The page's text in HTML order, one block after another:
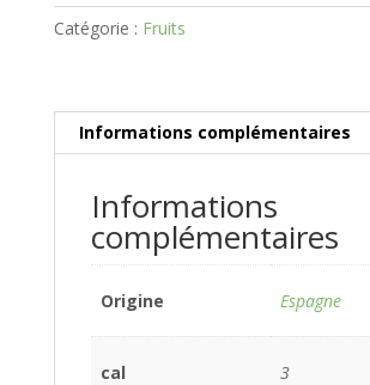
Catégorie : Fruits
Informations complémentaires
Informations
complémentaires
Origine Espagne
cal 3